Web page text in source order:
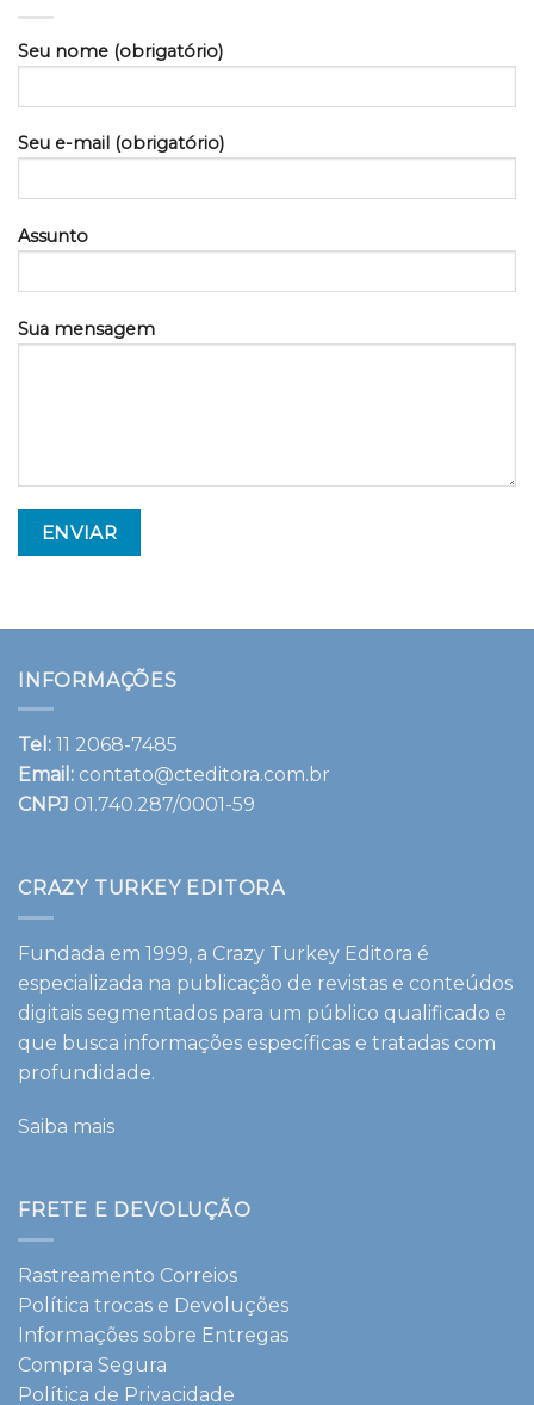
Seu nome (obrigatório)
Seu e-mail (obrigatório)
Assunto
Sua mensagem
INFORMAÇÕES
Tel: 11 2068-7485
Email: contato@cteditora.com.br
CNPJ 01.740.287/0001-59
CRAZY TURKEY EDITORA
Fundada em 1999, a Crazy Turkey Editora é
especializada na publicação de revistas e conteúdos
digitais segmentados para um público qualificado e
que busca informações específicas e tratadas com
profundidade.
Saiba mais
FRETE E DEVOLUÇÃO
Rastreamento Correios
Política trocas e Devoluções
Informações sobre Entregas
Compra Segura
Política de Privacidade